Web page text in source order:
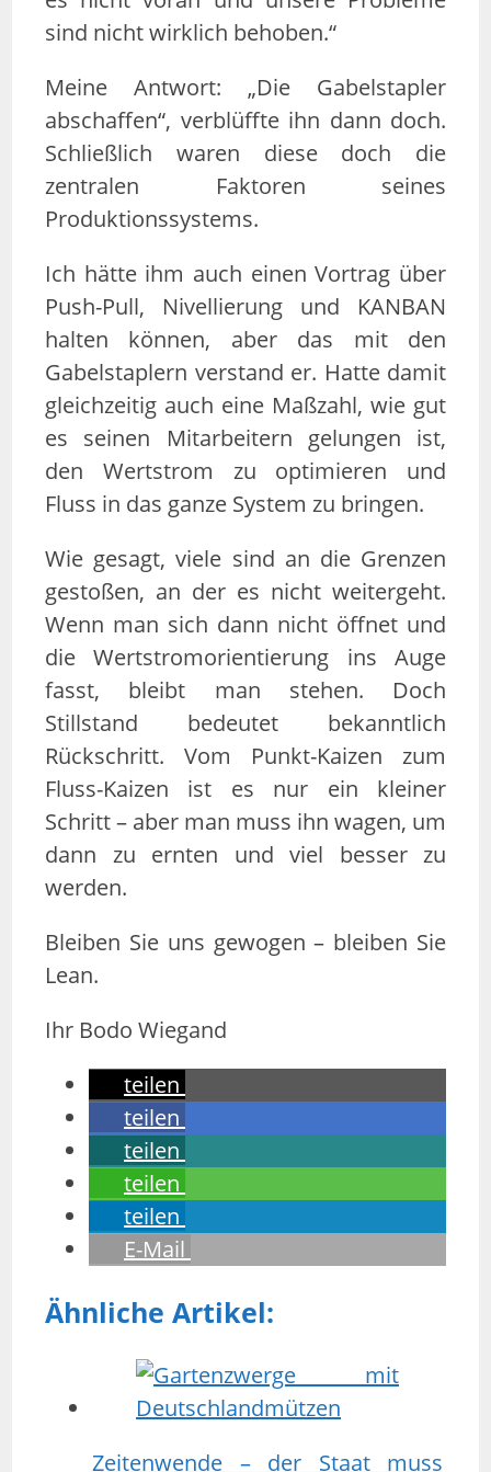
sind nicht wirklich behoben.“
Meine Antwort: „Die Gabelstapler
abschaffen“, verblüffte ihn dann doch.
Schließlich waren diese doch die
zentralen Faktoren seines
Produktionssystems.
Ich hätte ihm auch einen Vortrag über
Push-Pull, Nivellierung und KANBAN
halten können, aber das mit den
Gabelstaplern verstand er. Hatte damit
gleichzeitig auch eine Maßzahl, wie gut
es seinen Mitarbeitern gelungen ist,
den Wertstrom zu optimieren und
Fluss in das ganze System zu bringen.
Wie gesagt, viele sind an die Grenzen
gestoßen, an der es nicht weitergeht.
Wenn man sich dann nicht öffnet und
die Wertstromorientierung ins Auge
fasst, bleibt man stehen. Doch
Stillstand bedeutet bekanntlich
Rückschritt. Vom Punkt-Kaizen zum
Fluss-Kaizen ist es nur ein kleiner
Schritt – aber man muss ihn wagen, um
dann zu ernten und viel besser zu
werden.
Bleiben Sie uns gewogen – bleiben Sie
Lean.
Ihr Bodo Wiegand
teilen
teilen
teilen
teilen
teilen
E-Mail
Ähnliche Artikel:
Zeitenwende – der Staat muss